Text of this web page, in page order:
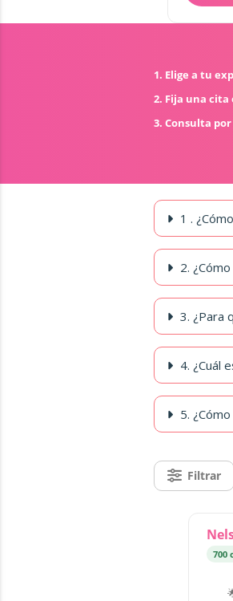
1. Elige a tu
2. Fija una
3. Consulta
1 .
2.
3. ¿Para
4. ¿Cuál
5.
Filtrar
700